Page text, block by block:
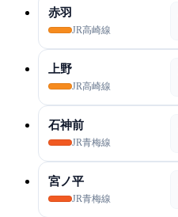
赤羽
JR高崎線
上野
JR高崎線
石神前
JR青梅線
宮ノ平
JR青梅線